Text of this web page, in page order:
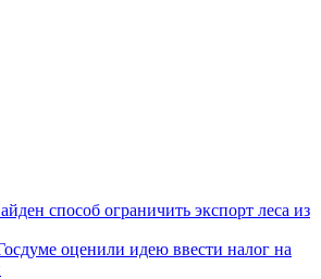
способ ограничить экспорт леса из
оценили идею ввести налог на